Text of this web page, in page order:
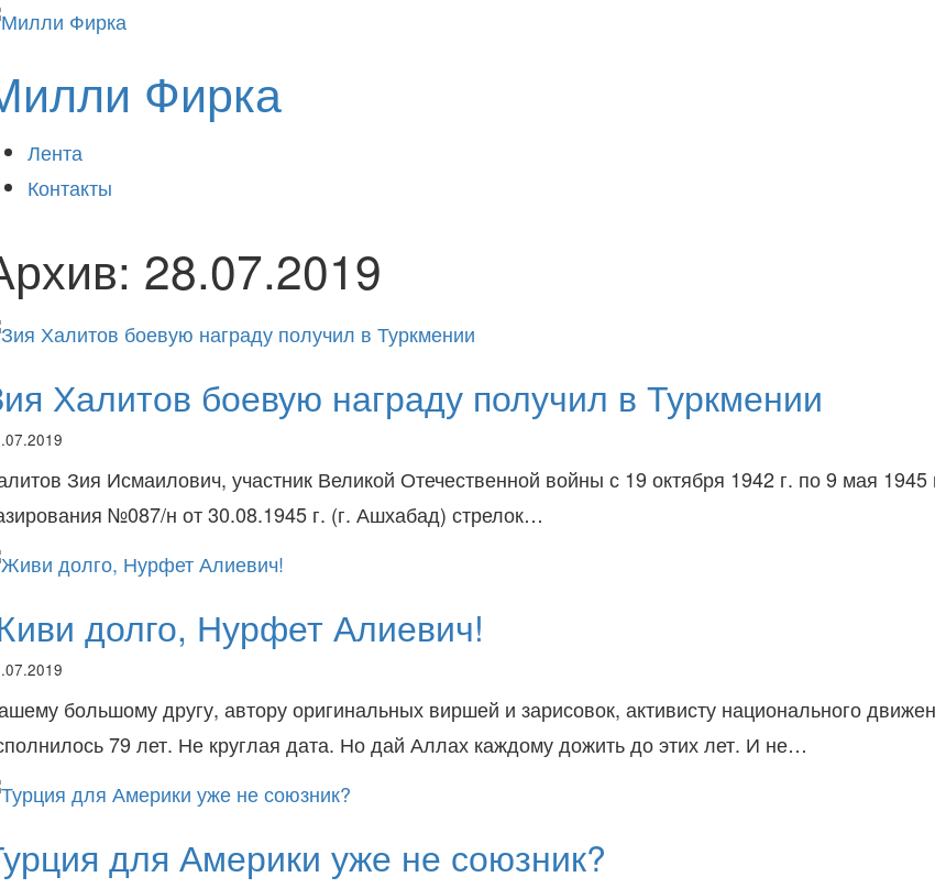
Фирка
Лента
Контакты
28.07.2019
Халитов боевую награду получил в Туркмении
Зия Исмаилович, участник Великой Отечественной войны с 19 октября 1942 г. по 9 мая
№087/н от 30.08.1945 г. (г. Ашхабад) стрелок…
долго, Нурфет Алиевич!
большому другу, автору оригинальных виршей и зарисовок, активисту национального
79 лет. Не круглая дата. Но дай Аллах каждому дожить до этих лет. И не…
для Америки уже не союзник?